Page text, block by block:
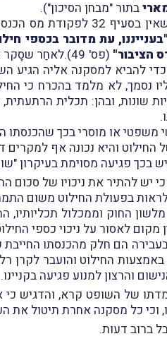
בתור "מבחן הסיכון").
השופט קרא הוסיף
"בענייננו, עת מדובר בכספי
הציבור"
(פס' 49).לאחַר
להביא למסקנה אליה
נסמך, לא מלמד בהכרח כי
שונות, ובהן: תכלית הרתעתית,
משפטי או מוסרי בכך שהכנסתו
החילוט והיא נכונה אף
בכך פגיעה מסוימת בעיקרון
יש להתיר את ניכויו של סכום
לראות בפעולת החילוט משום
החוק וממכלול תכליותיו,
מקום לאסור על ניכוי כספי
הם חלק מהכנסתו החייבת
החילוט והועבר לקרן
והרצון למנוע פגיעה בקניינו.
של השופט קרא, והדגיש כי
כל מסקנה אחרת תיטול את
ברוב דעות.